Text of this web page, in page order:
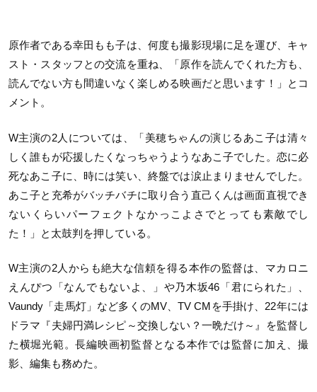
原作者である幸田もも子は、何度も撮影現場に足を運び、キャ
スト・スタッフとの交流を重ね、「原作を読んでくれた方も、
読んでない方も間違いなく楽しめる映画だと思います！」とコ
メント。
W主演の2人については、「美穂ちゃんの演じるあこ子は清々
しく誰もが応援したくなっちゃうようなあこ子でした。恋に必
死なあこ子に、時には笑い、終盤では涙止まりませんでした。
あこ子と充希がバッチバチに取り合う直己くんは画面直視でき
ないくらいパーフェクトなかっこよさでとっても素敵でし
た！」と太鼓判を押している。
W主演の2人からも絶大な信頼を得る本作の監督は、マカロニ
えんぴつ「なんでもないよ、」や乃木坂46「君にられた」、
Vaundy「走馬灯」など多くのMV、TV CMを手掛け、22年には
ドラマ『夫婦円満レシピ～交換しない？一晩だけ～』を監督し
た横堀光範。長編映画初監督となる本作では監督に加え、撮
影、編集も務めた。